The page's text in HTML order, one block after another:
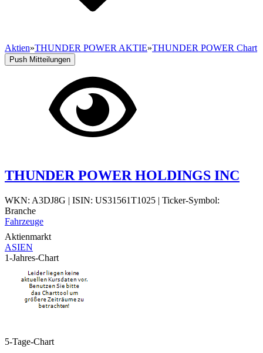
Aktien»THUNDER POWER AKTIE»THUNDER POWER Chart
Push Mitteilungen
THUNDER POWER HOLDINGS INC
WKN: A3DJ8G | ISIN: US31561T1025 | Ticker-Symbol:
Branche
Fahrzeuge
Aktienmarkt
ASIEN
1-Jahres-Chart
5-Tage-Chart